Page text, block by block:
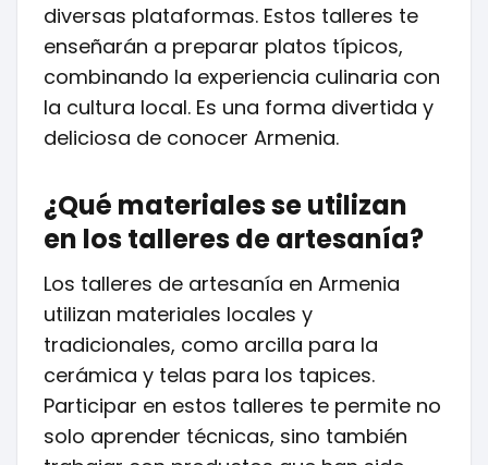
diversas plataformas. Estos talleres te
enseñarán a preparar platos típicos,
combinando la experiencia culinaria con
la cultura local. Es una forma divertida y
deliciosa de conocer Armenia.
¿Qué materiales se utilizan
en los talleres de artesanía?
Los talleres de artesanía en Armenia
utilizan materiales locales y
tradicionales, como arcilla para la
cerámica y telas para los tapices.
Participar en estos talleres te permite no
solo aprender técnicas, sino también